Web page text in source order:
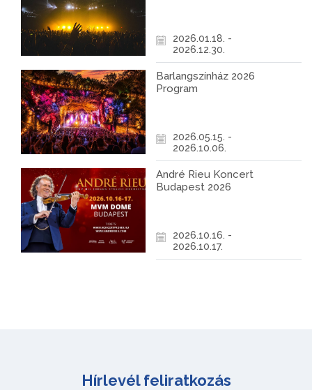
2026.01.18. -
2026.12.30.
Barlangszínház 2026
Program
2026.05.15. -
2026.10.06.
André Rieu Koncert
Budapest 2026
2026.10.16. -
2026.10.17.
Hírlevél feliratkozás